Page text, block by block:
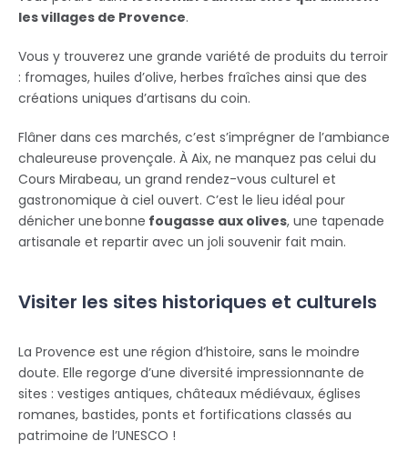
les villages de Provence.
Vous y trouverez une grande variété de produits du terroir
: fromages, huiles d’olive, herbes fraîches ainsi que des
créations uniques d’artisans du coin.
Flâner dans ces marchés, c’est s’imprégner de l’ambiance
chaleureuse provençale. À Aix, ne manquez pas celui du
Cours Mirabeau, un grand rendez-vous culturel et
gastronomique à ciel ouvert. C’est le lieu idéal pour
dénicher une bonne fougasse aux olives, une tapenade
artisanale et repartir avec un joli souvenir fait main.
Visiter les sites historiques et culturels
La Provence est une région d’histoire, sans le moindre
doute. Elle regorge d’une diversité impressionnante de
sites : vestiges antiques, châteaux médiévaux, églises
romanes, bastides, ponts et fortifications classés au
patrimoine de l’UNESCO !